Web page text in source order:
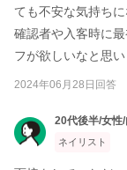
ても不安な気持ち
確認者や入客時に
フが欲しいなと思い
2024年06月28日回答
20代後半/女性/
ネイリスト